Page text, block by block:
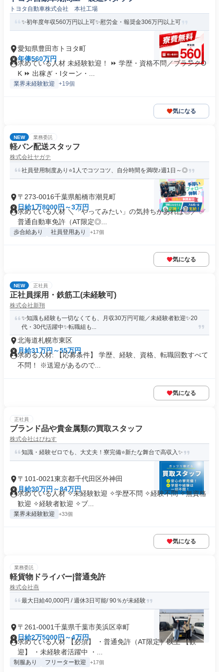
トヨタ自動車株式会社 本社工場
✨初年度年収560万円以上可✨慰労金・報奨金306万円以上可
愛知県豊田市トヨタ町
年俸560万円
求めている人材 未経験歓迎！ ⏩ 学歴・資格不問／ブランクO
K ⏩ 出稼ぎ・Iターン・...
業界未経験歓迎 +19個
気になる
NEW 業務委託
軽バン配送スタッフ
株式会社ヤガテ
社員登用制度あり⭐1人でコツコツ、自分時間を満喫♪週1日～◎
〒273-0016千葉県船橋市潮見町
日給1万8000円～3万円
求めている人材 ＼「やってみたい」の気持ちがあれば◎／ ✅
普通自動車免許（AT限定◎...
歩合給あり 社員登用あり +17個
気になる
NEW 正社員
正社員採用・鉄筋工(未経験可)
株式会社新翔
✨知識も経験も一切なくても、月収30万円可能／未経験者歓迎✨20
代・30代活躍中✨転職組も...
北海道札幌市東区
月給31万円～55万円
求める人材: 【応募条件】 学歴、経験、資格、転職回数すべて
不問！ ※送迎があるので...
気になる
正社員
ブランド品や貴金属類の買取スタッフ
株式会社はぴねす
知識・経験ゼロでも、大丈夫！寮完備⭐新たな舞台で高収入✨
〒101-0021東京都千代田区外神田
月給30万円～84万円
求めている人材 ✧未経験歓迎 ✧学歴不問 ✧経験不問 ✧無資格
歓迎 ✧経験者歓迎 ✧ブ...
業界未経験歓迎 +33個
気になる
業務委託
軽貨物ドライバー|普通免許
株式会社燕
最大日給40,000円 / 週休3日可能/ 90％が未経験
〒261-0001千葉県千葉市美浜区幸町
日給2万5000円～4万円
求めている人材 【必須】 ・普通免許（AT限定）以上 【歓
迎】 ・未経験者活躍中 ・...
制服あり フリーター歓迎 +17個